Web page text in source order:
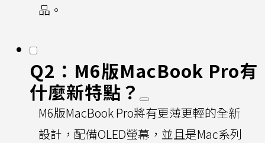
品。
Q2：M6版MacBook Pro有
什麼新特點？
M6版MacBook Pro將有更薄更輕的全新
設計，配備OLED螢幕，並且是Mac系列